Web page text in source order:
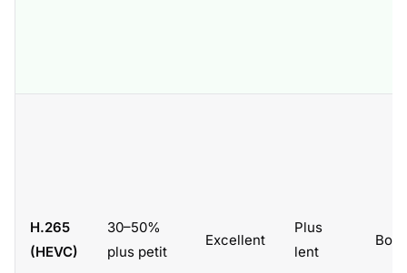
H.265
(HEVC)
30–50%
plus petit
Excellent
Plus
lent
Bon